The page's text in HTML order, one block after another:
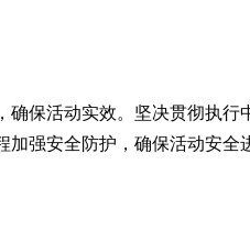
保活动实效。坚决贯彻执
强安全防护，确保活动安